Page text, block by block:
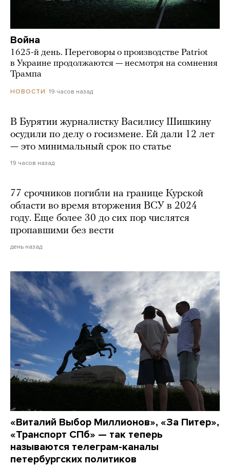
Война
1625-й день. Переговоры о производстве Patriot
в Украине продолжаются — несмотря на сомнения
Трампа
НОВОСТИ 19 часов назад
В Бурятии журналистку Василису Шишкину
осудили по делу о госизмене. Ей дали 12 лет
— это минимальный срок по статье
19 часов назад
77 срочников погибли на границе Курской
области во время вторжения ВСУ в 2024
году. Еще более 30 до сих пор числятся
пропавшими без вести
день назад
«Виталий Выбор Миллионов», «За Питер»,
«Транспорт СПб» — так теперь
называются телеграм-каналы
петербургских политиков